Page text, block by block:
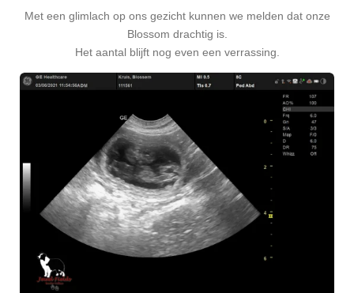
Met een glimlach op ons gezicht kunnen we melden dat onze
Blossom drachtig is.
Het aantal blijft nog even een verrassing.